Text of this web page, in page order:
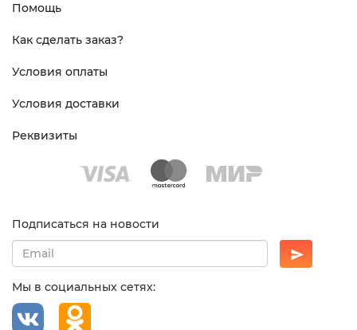
Помощь
Как сделать заказ?
Условия оплаты
Условия доставки
Реквизиты
Подписаться на новости
Мы в социальных сетях: